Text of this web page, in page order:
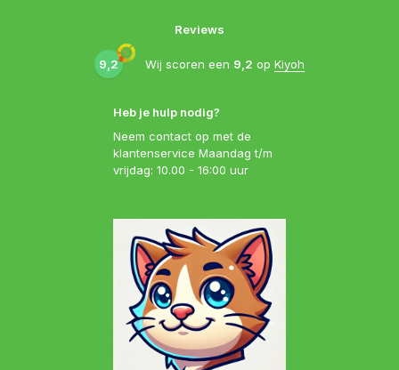
Heb je hulp nodig?
Neem contact op met de
klantenservice Maandag t/m
vrijdag: 10.00 - 16:00 uur
Reviews
9,2 Wij scoren een 9,2 op Kiyoh